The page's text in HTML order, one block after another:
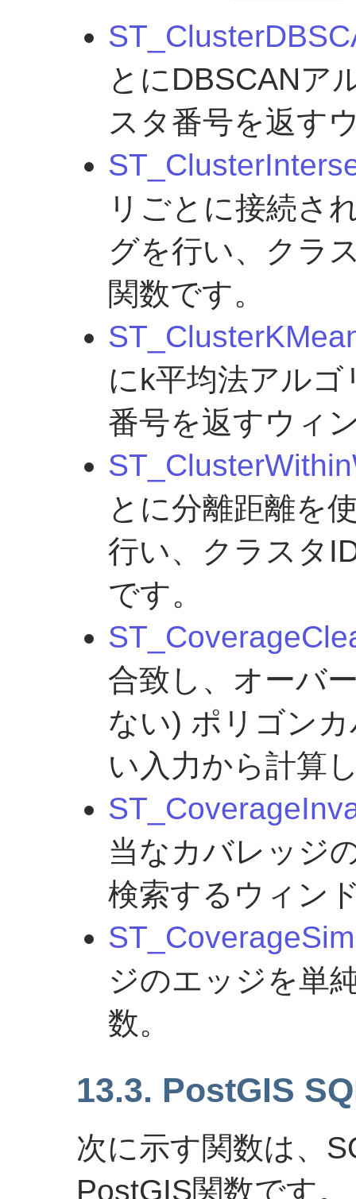
とにDBSCANア
スタ番号を返す
リごとに接続さ
グを行い、クラ
関数です。
にk平均法アル
番号を返すウィ
とに分離距離を
行い、クラスタ
です。
合致し、オーバ
ない) ポリゴン
い入力から計算
当なカバレッジ
検索するウィン
ジのエッジを単
数。
13.3. PostGIS
次に示す関数は、
PostGIS関数です。